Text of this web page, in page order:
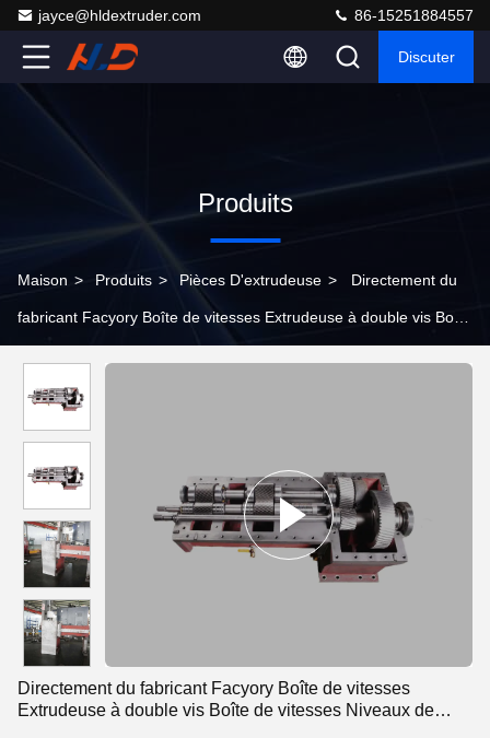
jayce@hldextruder.com 86-15251884557
Discuter
Produits
Maison > Produits > Pièces D'extrudeuse > Directement du
fabricant Facyory Boîte de vitesses Extrudeuse à double vis Boîte
d'extrudeuse Boîte de vitesses
Directement du fabricant Facyory Boîte de vitesses
Extrudeuse à double vis Boîte de vitesses Niveaux de